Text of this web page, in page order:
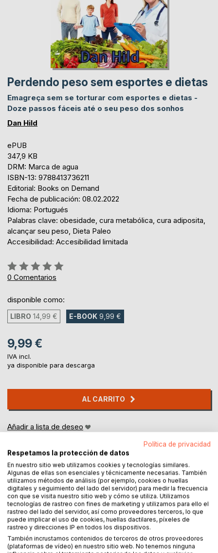
Perdendo peso sem esportes e dietas
Emagreça sem se torturar com esportes e dietas -
Doze passos fáceis até o seu peso dos sonhos
Dan Hild
ePUB
347,9 KB
DRM: Marca de agua
ISBN-13: 9788413736211
Editorial: Books on Demand
Fecha de publicación: 08.02.2022
Idioma: Portugués
Palabras clave: obesidade, cura metabólica, cura adiposita,
alcançar seu peso, Dieta Paleo
Accesibilidad: Accesibilidad limitada
Rating:
0%
0 Comentarios
disponible como:
LIBRO 14,99 € E-BOOK 9,99 €
9,99 €
IVA incl.
ya disponible para descarga
AL CARRITO
Añadir a lista de deseo
DESCRIPCIÓN
A cada segundo Alemães. Suíços e Austríacos sofrem
com a obesidade. Além disso, muitos sofrem com
Política de privacidad
Respetamos la protección de datos
En nuestro sitio web utilizamos cookies y tecnologías similares.
Algunas de ellas son esenciales y técnicamente necesarias. También
utilizamos métodos de análisis (por ejemplo, cookies o huellas
digitales y seguimiento del lado del servidor) para medir la frecuencia
con que se visita nuestro sitio web y cómo se utiliza. Utilizamos
tecnologías de rastreo con fines de marketing y utilizamos para ello el
rastreo del lado del servidor, así como proveedores terceros, lo que
puede implicar el uso de cookies, huellas dactilares, píxeles de
rastreo y direcciones IP en todos los dispositivos.
También incrustamos contenidos de terceros de otros proveedores
(plataformas de vídeo) en nuestro sitio web. No tenemos ninguna